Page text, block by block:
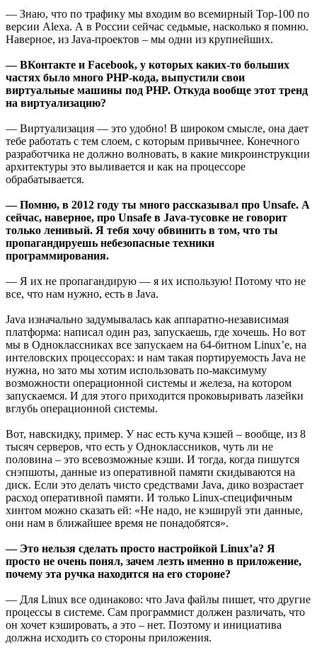
— Знаю, что по трафику мы входим во всемирный Top-100 по
версии Alexa. А в России сейчас седьмые, насколько я помню.
Наверное, из Java-проектов – мы одни из крупнейших.
— ВКонтакте и Facebook, у которых каких-то больших
частях было много PHP-кода, выпустили свои
виртуальные машины под PHP. Откуда вообще этот тренд
на виртуализацию?
— Виртуализация — это удобно! В широком смысле, она дает
тебе работать с тем слоем, с которым привычнее. Конечного
разработчика не должно волновать, в какие микроинструкции
архитектуры это выливается и как на процессоре
обрабатывается.
— Помню, в 2012 году ты много рассказывал про Unsafe. А
сейчас, наверное, про Unsafe в Java-тусовке не говорит
только ленивый. Я тебя хочу обвинить в том, что ты
пропагандируешь небезопасные техники
программирования.
— Я их не пропагандирую — я их использую! Потому что не
все, что нам нужно, есть в Java.
Java изначально задумывалась как аппаратно-независимая
платформа: написал один раз, запускаешь, где хочешь. Но вот
мы в Одноклассниках все запускаем на 64-битном Linux’e, на
интеловских процессорах: и нам такая портируемость Java не
нужна, но зато мы хотим использовать по-максимуму
возможности операционной системы и железа, на котором
запускаемся. И для этого приходится проковыривать лазейки
вглубь операционной системы.
Вот, навскидку, пример. У нас есть куча кэшей – вообще, из 8
тысяч серверов, что есть у Одноклассников, чуть ли не
половина – это всевозможные кэши. И тогда, когда пишутся
снэпшоты, данные из оперативной памяти скидываются на
диск. Если это делать чисто средствами Java, дико возрастает
расход оперативной памяти. И только Linux-специфичным
хинтом можно сказать ей: «Не надо, не кэшируй эти данные,
они нам в ближайшее время не понадобятся».
— Это нельзя сделать просто настройкой Linux’a? Я
просто не очень понял, зачем лезть именно в приложение,
почему эта ручка находится на его стороне?
— Для Linux все одинаково: что Java файлы пишет, что другие
процессы в системе. Сам программист должен различать, что
он хочет кэшировать, а это – нет. Поэтому и инициатива
должна исходить со стороны приложения.